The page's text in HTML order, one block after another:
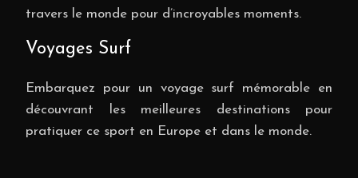
travers le monde pour d’incroyables moments.
Voyages Surf
Embarquez pour un voyage surf mémorable en
découvrant les meilleures destinations pour
pratiquer ce sport en Europe et dans le monde.